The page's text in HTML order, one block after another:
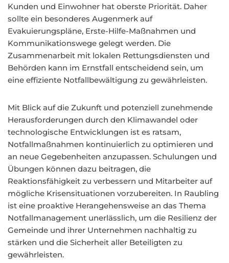
Kunden und Einwohner hat oberste Priorität. Daher
sollte ein besonderes Augenmerk auf
Evakuierungspläne, Erste-Hilfe-Maßnahmen und
Kommunikationswege gelegt werden. Die
Zusammenarbeit mit lokalen Rettungsdiensten und
Behörden kann im Ernstfall entscheidend sein, um
eine effiziente Notfallbewältigung zu gewährleisten.
Mit Blick auf die Zukunft und potenziell zunehmende
Herausforderungen durch den Klimawandel oder
technologische Entwicklungen ist es ratsam,
Notfallmaßnahmen kontinuierlich zu optimieren und
an neue Gegebenheiten anzupassen. Schulungen und
Übungen können dazu beitragen, die
Reaktionsfähigkeit zu verbessern und Mitarbeiter auf
mögliche Krisensituationen vorzubereiten. In Raubling
ist eine proaktive Herangehensweise an das Thema
Notfallmanagement unerlässlich, um die Resilienz der
Gemeinde und ihrer Unternehmen nachhaltig zu
stärken und die Sicherheit aller Beteiligten zu
gewährleisten.